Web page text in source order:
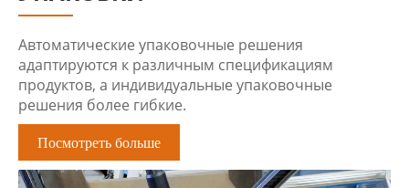
Автоматические упаковочные решения
адаптируются к различным спецификациям
продуктов, а индивидуальные упаковочные
решения более гибкие.
Посмотреть больше